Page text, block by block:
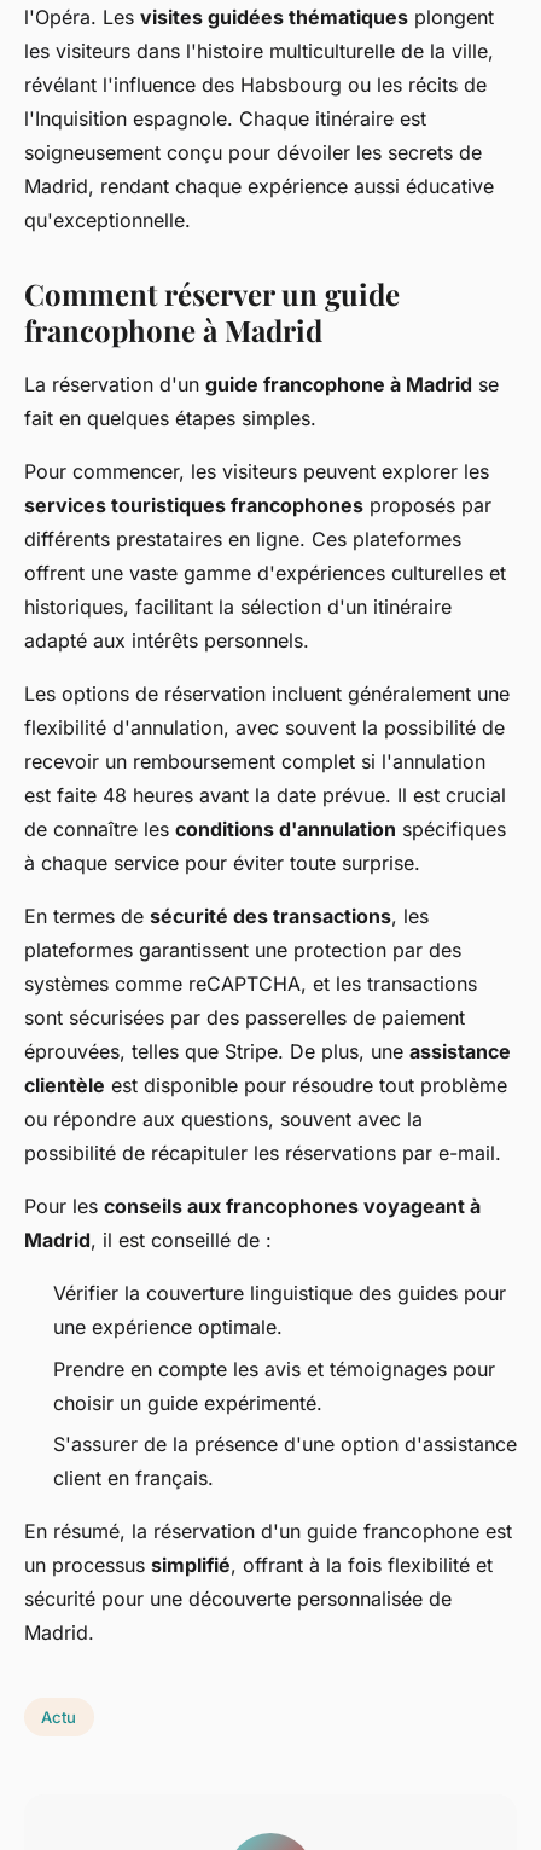
l'Opéra. Les visites guidées thématiques plongent
les visiteurs dans l'histoire multiculturelle de la ville,
révélant l'influence des Habsbourg ou les récits de
l'Inquisition espagnole. Chaque itinéraire est
soigneusement conçu pour dévoiler les secrets de
Madrid, rendant chaque expérience aussi éducative
qu'exceptionnelle.
Comment réserver un guide
francophone à Madrid
La réservation d'un guide francophone à Madrid se
fait en quelques étapes simples.
Pour commencer, les visiteurs peuvent explorer les
services touristiques francophones proposés par
différents prestataires en ligne. Ces plateformes
offrent une vaste gamme d'expériences culturelles et
historiques, facilitant la sélection d'un itinéraire
adapté aux intérêts personnels.
Les options de réservation incluent généralement une
flexibilité d'annulation, avec souvent la possibilité de
recevoir un remboursement complet si l'annulation
est faite 48 heures avant la date prévue. Il est crucial
de connaître les conditions d'annulation spécifiques
à chaque service pour éviter toute surprise.
En termes de sécurité des transactions, les
plateformes garantissent une protection par des
systèmes comme reCAPTCHA, et les transactions
sont sécurisées par des passerelles de paiement
éprouvées, telles que Stripe. De plus, une assistance
clientèle est disponible pour résoudre tout problème
ou répondre aux questions, souvent avec la
possibilité de récapituler les réservations par e-mail.
Pour les conseils aux francophones voyageant à
Madrid, il est conseillé de :
Vérifier la couverture linguistique des guides pour
une expérience optimale.
Prendre en compte les avis et témoignages pour
choisir un guide expérimenté.
S'assurer de la présence d'une option d'assistance
client en français.
En résumé, la réservation d'un guide francophone est
un processus simplifié, offrant à la fois flexibilité et
sécurité pour une découverte personnalisée de
Madrid.
Actu